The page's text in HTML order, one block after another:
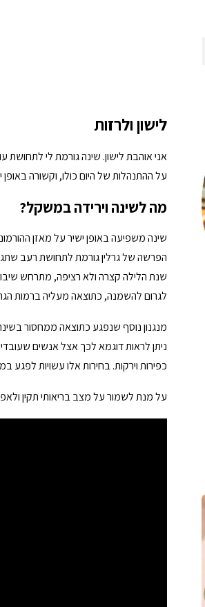
לישון ולרזות
אני אוהבת לישון. שינה גורמת לי
על ההתנהלות של היום כולו, וקשורה
מה לשינה וירידה במשקל?
שינה משפיעה באופן ישיר על מאזן
הפרשה של גרלין גורמת לתחושת רעב
שנת הלילה קצרה ולא רציפה, מתרחש
לגרום להשמנה, כתוצאה מעליה ברמות
מנגנון נוסף שנפגע כתוצאה ממחסור
ניתן לראות דוגמא לכך אצל אנשים
כפירות וירקות. בחירות אלו עשויות לפגע
על מנת לשמור על מצב בריאותי תקין ולאפשר